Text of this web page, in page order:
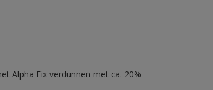
Alpha Fix verdunnen met ca. 20%